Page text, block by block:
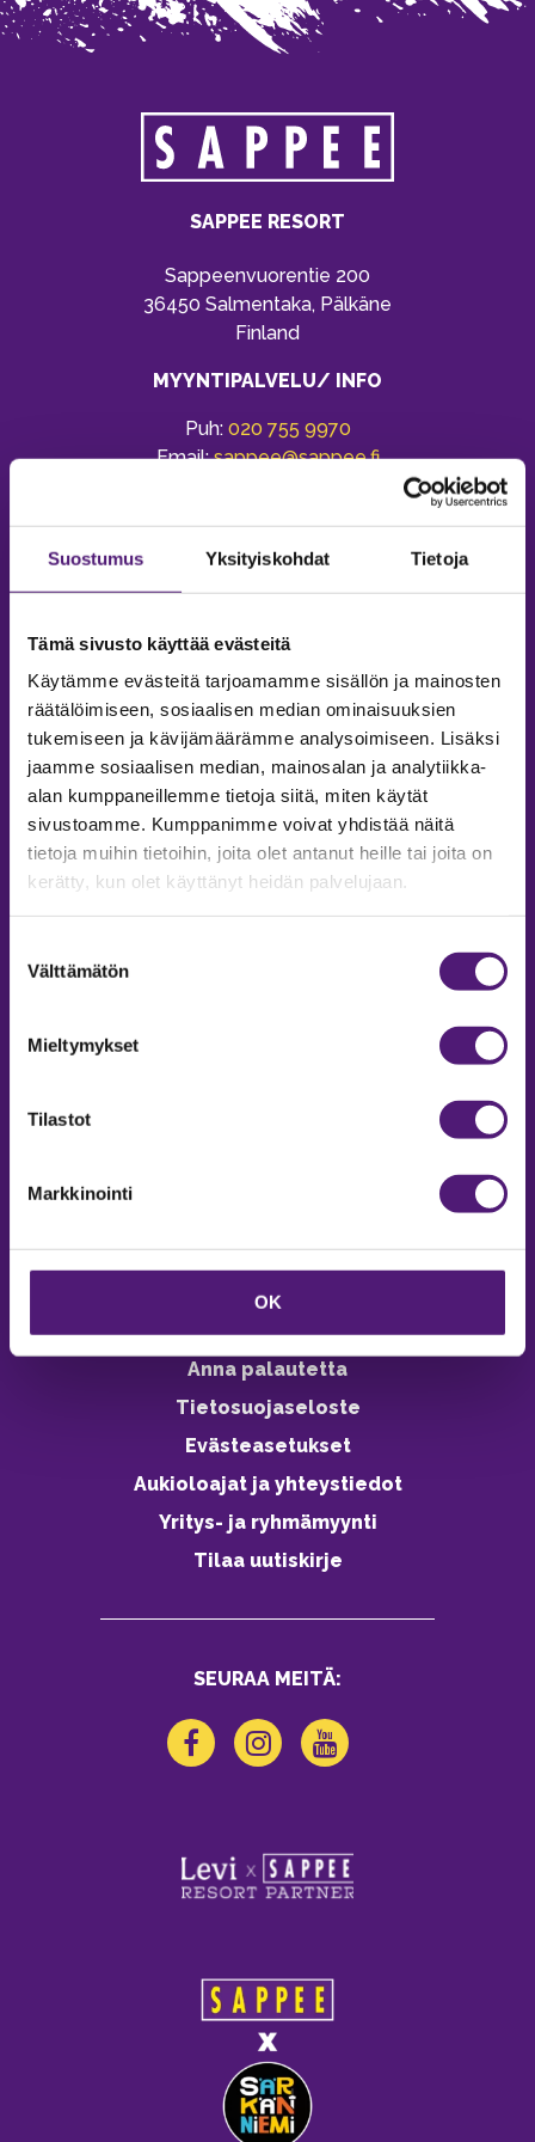
Suostumus Yksityiskohdat Tietoja
Tämä sivusto käyttää evästeitä
Käytämme evästeitä tarjoamamme sisällön ja mainosten
räätälöimiseen, sosiaalisen median ominaisuuksien
tukemiseen ja kävijämäärämme analysoimiseen. Lisäksi
jaamme sosiaalisen median, mainosalan ja analytiikka-
alan kumppaneillemme tietoja siitä, miten käytät
sivustoamme. Kumppanimme voivat yhdistää näitä
tietoja muihin tietoihin, joita olet antanut heille tai joita on
kerätty, kun olet käyttänyt heidän palvelujaan.
valinta
Välttämätön
Mieltymykset
Tilastot
Markkinointi
OK
SAPPEE RESORT
Sappeenvuorentie 200
36450 Salmentaka, Pälkäne
Finland
MYYNTIPALVELU/ INFO
Puh: 020 755 9970
Email:sappee@sappee.fi
MAJOITUS
Tiedustelut & Varaukset
Vastuullisuus
Ympäristöohjelma
Avoimet työpaikat
Anna palautetta
Tietosuojaseloste
Evästeasetukset
Aukioloajat ja yhteystiedot
Yritys- ja ryhmämyynti
Tilaa uutiskirje
SEURAA MEITÄ: